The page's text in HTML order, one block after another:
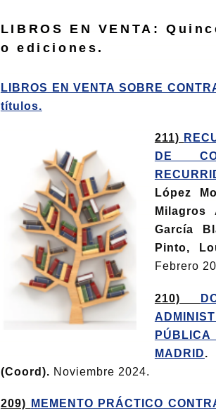
LIBROS EN VENTA:
o ediciones.
LIBROS EN VENTA SOBRE
títulos.
211)
DE
López
Milagros
García
Pinto,
Febrero
210)
MADRID.
(Coord). Noviembre 2024.
209) MEMENTO PRÁCTICO